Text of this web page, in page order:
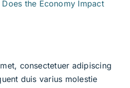
the Economy Impact
consectetuer adipiscing
duis varius molestie